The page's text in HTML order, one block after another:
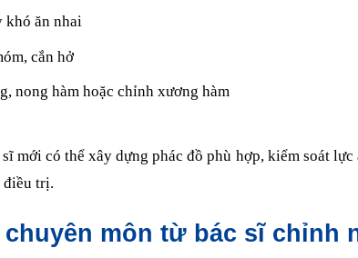
khó ăn nhai
cắn hở
nong hàm hoặc chỉnh xương hàm
mới có thể xây dựng phác đồ phù hợp, kiểm soát
điều trị.
môn từ bác sĩ chỉnh